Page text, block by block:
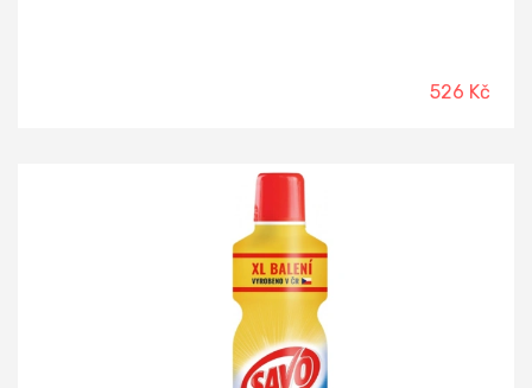
526 Kč